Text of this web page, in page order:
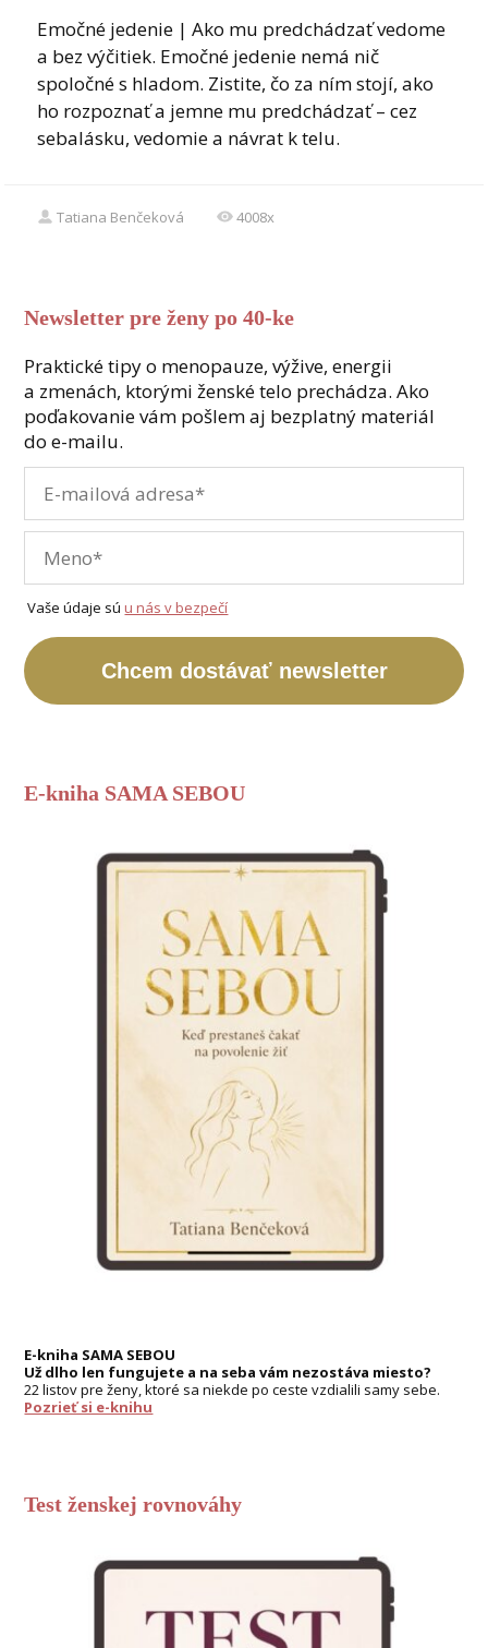
Emočné jedenie | Ako mu predchádzať vedome
a bez výčitiek. Emočné jedenie nemá nič
spoločné s hladom. Zistite, čo za ním stojí, ako
ho rozpoznať a jemne mu predchádzať – cez
sebalásku, vedomie a návrat k telu.
Tatiana Benčeková 4008x
Newsletter pre ženy po 40-ke
Praktické tipy o menopauze, výžive, energii
a zmenách, ktorými ženské telo prechádza. Ako
poďakovanie vám pošlem aj bezplatný materiál
do e-mailu.
Vaše údaje súu nás v bezpečí
Chcem dostávať newsletter
E-kniha SAMA SEBOU
E-kniha SAMA SEBOU
Už dlho len fungujete a na seba vám nezostáva miesto?
22 listov pre ženy, ktoré sa niekde po ceste vzdialili samy sebe.
Pozrieť si e-knihu
Test ženskej rovnováhy